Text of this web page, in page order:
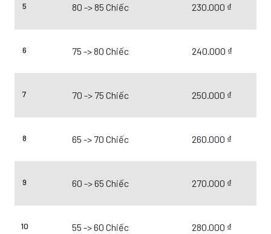
5 80 -> 85 Chiếc 230.000 ₫
6 75 -> 80 Chiếc 240.000 ₫
7 70 -> 75 Chiếc 250.000 ₫
8 65 -> 70 Chiếc 260.000 ₫
9 60 -> 65 Chiếc 270.000 ₫
10 55 -> 60 Chiếc 280.000 ₫